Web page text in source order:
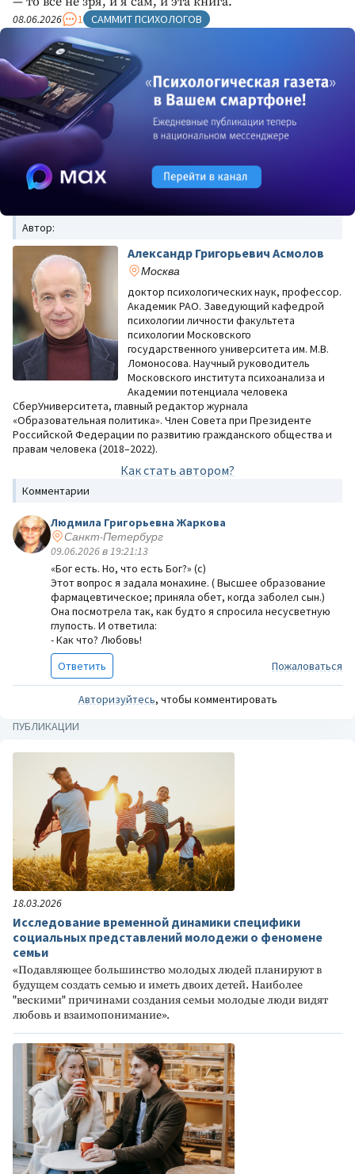
08.06.2026 1 САММИТ ПСИХОЛОГОВ
Автор:
Александр Григорьевич Асмолов
Москва
доктор психологических наук, профессор.
Академик РАО. Заведующий кафедрой
психологии личности факультета
психологии Московского
государственного университета им. М.В.
Ломоносова. Научный руководитель
Московского института психоанализа и
Академии потенциала человека
СберУниверситета, главный редактор журнала
«Образовательная политика». Член Совета при Президенте
Российской Федерации по развитию гражданского общества и
правам человека (2018–2022).
Как стать автором?
Комментарии
Людмила Григорьевна Жаркова
Санкт-Петербург
09.06.2026 в 19:21:13
«Бог есть. Но, что есть Бог?» (с)
Этот вопрос я задала монахине. ( Высшее образование
фармацевтическое; приняла обет, когда заболел сын.)
Она посмотрела так, как будто я спросила несусветную
глупость. И ответила:
- Как что? Любовь!
Ответить
Пожаловаться
Авторизуйтесь, чтобы комментировать
ПУБЛИКАЦИИ
18.03.2026
Исследование временной динамики специфики
социальных представлений молодежи о феномене
семьи
«Подавляющее большинство молодых людей планируют в
будущем создать семью и иметь двоих детей. Наиболее
"вескими" причинами создания семьи молодые люди видят
любовь и взаимопонимание».